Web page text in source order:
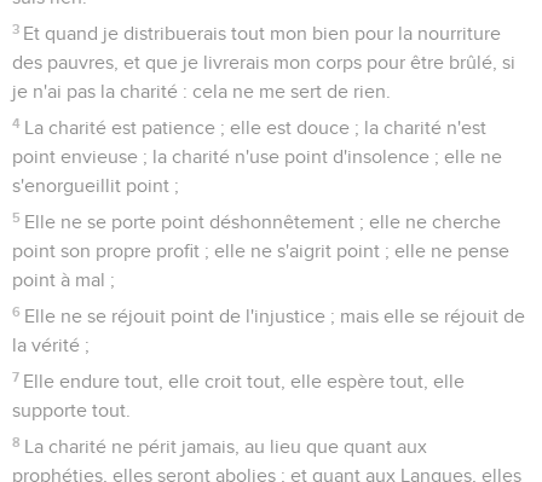
3 Et quand je distribuerais tout mon bien pour la nourriture
des pauvres, et que je livrerais mon corps pour être brûlé, si
je n'ai pas la charité : cela ne me sert de rien.
4 La charité est patience ; elle est douce ; la charité n'est
point envieuse ; la charité n'use point d'insolence ; elle ne
s'enorgueillit point ;
5 Elle ne se porte point déshonnêtement ; elle ne cherche
point son propre profit ; elle ne s'aigrit point ; elle ne pense
point à mal ;
6 Elle ne se réjouit point de l'injustice ; mais elle se réjouit de
la vérité ;
7 Elle endure tout, elle croit tout, elle espère tout, elle
supporte tout.
8 La charité ne périt jamais, au lieu que quant aux
prophéties, elles seront abolies ; et quant aux Langues, elles